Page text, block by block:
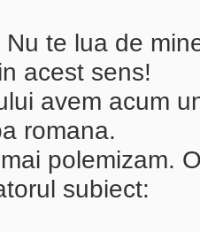
Nu te lua de
acest sens!
avem acum
romana.
polemizam.
subiect: